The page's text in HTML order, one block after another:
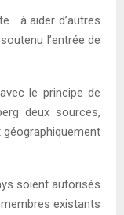
à aider d’autres
l’entrée de
le principe de
deux sources,
soient autorisés
existants